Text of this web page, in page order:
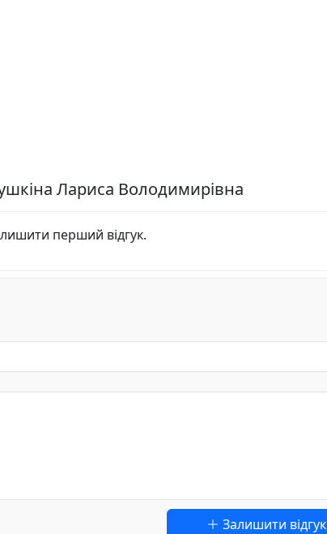
Лариса Володимирівна
перший відгук.
Залишити відгук